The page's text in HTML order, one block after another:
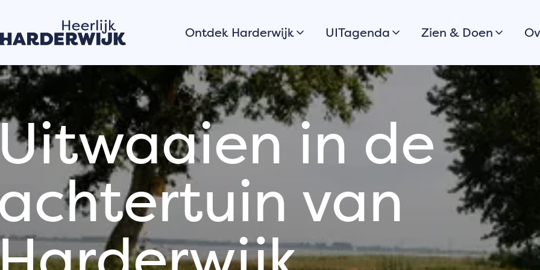
Ontdek Harderwijk
Hanzestad
Water
Veluwe
Dorpen
Verhalen van de
stad
Hardewijkers
vertellen
UITagenda
Vandaag
Morgen
Dit weekend
Bekijk alles
evenement of
activiteit in
Harderwijk
Meld jouw
evenement aan voor
Zien & Doen
Stadswandeling
Boulevard & Stranden
Wandelen
Fietsen
Routes
Varen
Stadsparken
uitkijkpunten
Musea
Historie
in de
van